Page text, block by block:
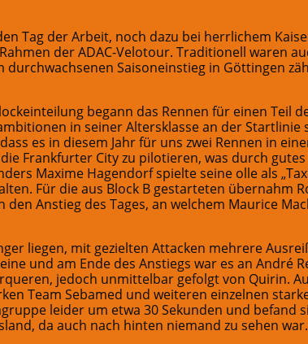
Tag der Arbeit, noch dazu bei herrlichem
der ADAC-Velotour. Traditionell waren
Saisoneinstieg in Göttingen
begann das Rennen für einen Teil
in seiner Altersklasse an der Startlinie
es in diesem Jahr für uns zwei Rennen in
Frankfurter City zu pilotieren, was durch
Maxime Hagendorf spielte seine olle als
Für die aus Block B gestarteten übernahm
Anstieg des Tages, an welchem Maurice
liegen, mit gezielten Attacken mehrere
und am Ende des Anstiegs war es an André
jedoch unmittelbar gefolgt von Quirin.
Team Sebamed und weiteren einzelnen
leider um etwa 30 Sekunden und befand
da auch nach hinten niemand zu sehen war.